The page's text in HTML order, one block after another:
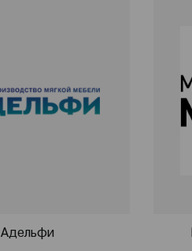
Адельфи